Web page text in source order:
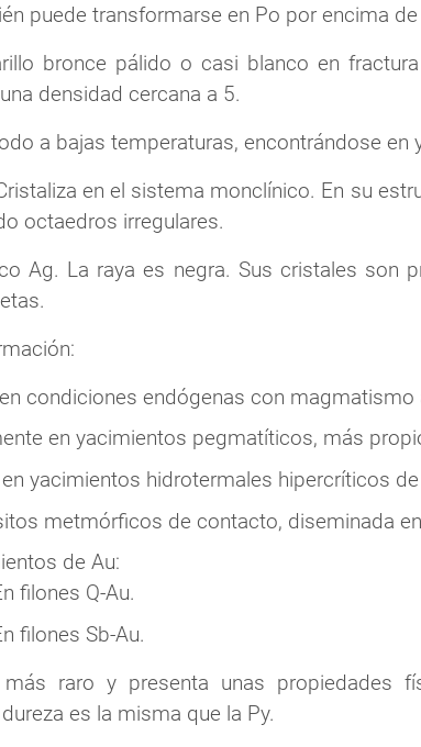
puede transformarse en Po por encima
bronce pálido o casi blanco en
densidad cercana a 5.
a bajas temperaturas, encontrándose
en el sistema monclínico. En su
octaedros irregulares.
Ag. La raya es negra. Sus cristales son
condiciones endógenas con magmatismo
en yacimientos pegmatíticos, más
yacimientos hidrotermales hipercríticos de
metmórficos de contacto, diseminada
de Au:
filones Q-Au.
filones Sb-Au.
raro y presenta unas propiedades
es la misma que la Py.